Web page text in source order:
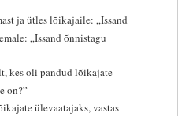
ja ütles lõikajaile: „Issand
„Issand õnnistagu
kes oli pandud lõikajate
on?”
ülevaatajaks, vastas